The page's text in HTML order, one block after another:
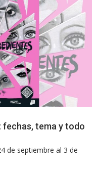
fechas, tema y todo
de septiembre al 3 de